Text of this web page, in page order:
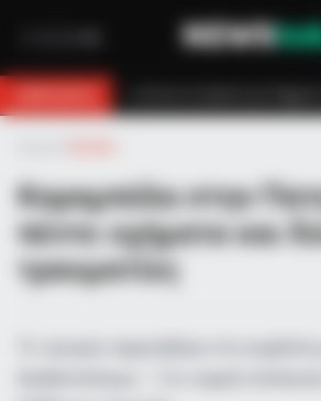
Καραμπόλα στην
πέντε οχήματα και
τραυματίες